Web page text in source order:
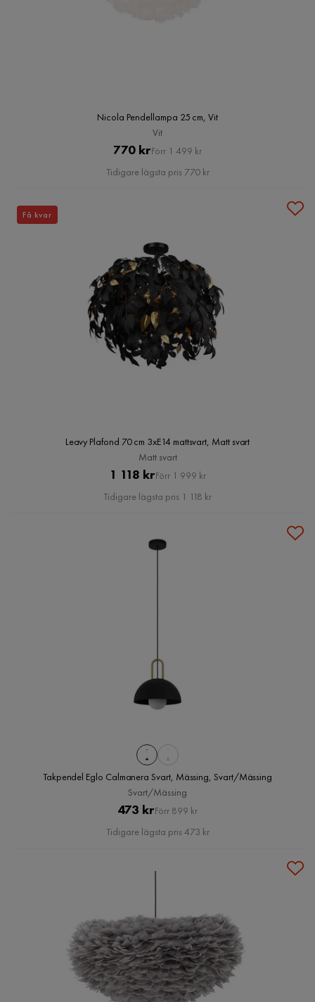
Nicola Pendellampa 25 cm, Vit
Vit
Pris
770 kr Original
Pris
Förr 1 499 kr
Tidigare lägsta pris 770 kr
Leavy Plafond 70 cm 3xE14 mattsvart, Matt svart
Matt svart
Pris
1 118 krOriginal
Pris
Förr 1 999 kr
Tidigare lägsta pris 1 118 kr
Få kvar
Takpendel Eglo Calmanera Svart, Mässing, Svart/Mässing
Svart/Mässing
Pris
473 krOriginal
Pris
Förr 899 kr
Tidigare lägsta pris 473 kr